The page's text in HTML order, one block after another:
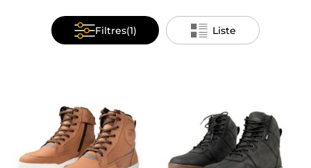
AIRBAG MOTO
ACCESSOIRES MOTO
BAGAGERIE MOTO
Filtres(1) Liste